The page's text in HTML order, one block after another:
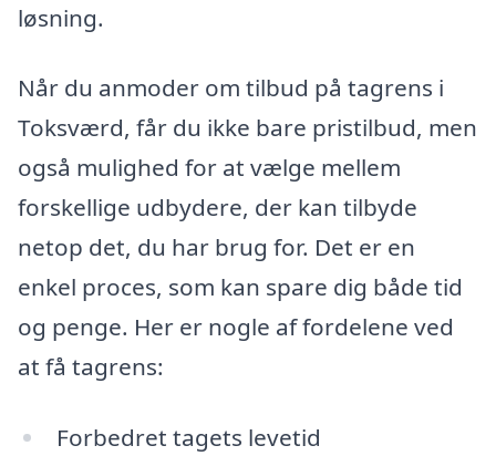
løsning.
Når du anmoder om tilbud på tagrens i
Toksværd, får du ikke bare pristilbud, men
også mulighed for at vælge mellem
forskellige udbydere, der kan tilbyde
netop det, du har brug for. Det er en
enkel proces, som kan spare dig både tid
og penge. Her er nogle af fordelene ved
at få tagrens:
Forbedret tagets levetid